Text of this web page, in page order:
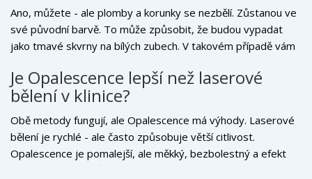
Ano, můžete - ale plomby a korunky se nezbělí. Zůstanou ve
své původní barvě. To může způsobit, že budou vypadat
jako tmavé skvrny na bílých zubech. V takovém případě vám
laminátových vložkách.
Je Opalescence lepší než laserové
bělení v klinice?
Obě metody fungují, ale Opalescence má výhody. Laserové
bělení je rychlé - ale často způsobuje větší citlivost.
Opalescence je pomalejší, ale měkký, bezbolestný a efekt
trvá déle. Navíc můžete bělit doma v pohodlí - a nemusíte